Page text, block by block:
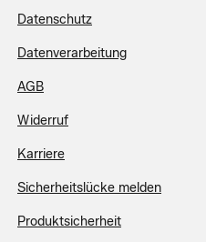
Datenschutz
Datenverarbeitung
AGB
Widerruf
Karriere
Sicherheitslücke melden
Produktsicherheit